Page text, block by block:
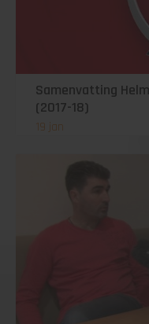
Samenvatting
(2017-18)
19 jan